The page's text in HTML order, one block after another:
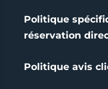
Politique
réservation
Politique avis